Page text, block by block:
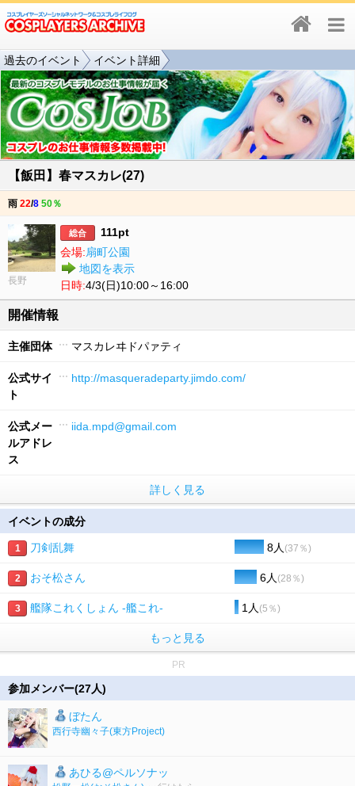
過去のイベント イベント詳細
【飯田】春マスカレ(27)
雨 22/8 50％
長野
総合
111pt
会場:扇町公園
地図を表示
日時:4/3(日)10:00～16:00
開催情報
主催団体 マスカレヰドパァティ
公式サイ
ト
http://masqueradeparty.jimdo.com/
公式メー
ルアドレ
ス
iida.mpd@gmail.com
詳しく見る
イベントの成分
1 刀剣乱舞 8人 (37％)
2 おそ松さん 6人 (28％)
3 艦隊これくしょん -艦これ- 1人 (5％)
もっと見る
PR
参加メンバー(27人)
ぼたん
西行寺幽々子(東方Project)
あひる@ペルソナッ